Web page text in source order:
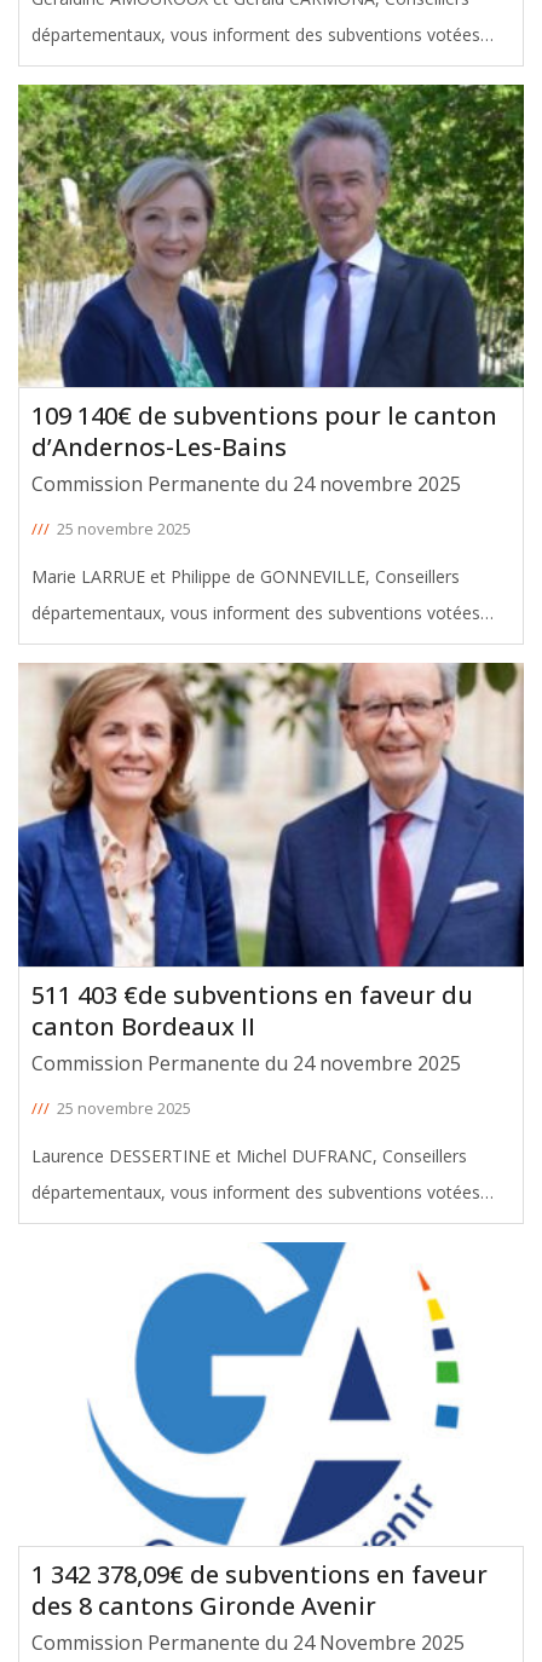
départementaux, vous informent des subventions votées
avec leur soutien en faveur du canton Bordeaux III, lors de la
Commission permanente du 24 novembre 2025. Le montant
total de ces aides[ … ]
109 140€ de subventions pour le canton
d’Andernos-Les-Bains
Commission Permanente du 24 novembre 2025
/// 25 novembre 2025
Marie LARRUE et Philippe de GONNEVILLE, Conseillers
départementaux, vous informent des subventions votées
avec leur soutien en faveur du canton d’Andernos-Les-Bains,
lors de la Commission Permanente du 24 novembre 2025.
Le montant total de[ … ]
511 403 €de subventions en faveur du
canton Bordeaux II
Commission Permanente du 24 novembre 2025
/// 25 novembre 2025
Laurence DESSERTINE et Michel DUFRANC, Conseillers
départementaux, vous informent des subventions votées
avec leur soutien en faveur du canton de Bordeaux II, lors de
la Commission Permanente du 24 novembre 2025. Le
montant total de ces aides
[ … ]
1 342 378,09€ de subventions en faveur
des 8 cantons Gironde Avenir
Commission Permanente du 24 Novembre 2025